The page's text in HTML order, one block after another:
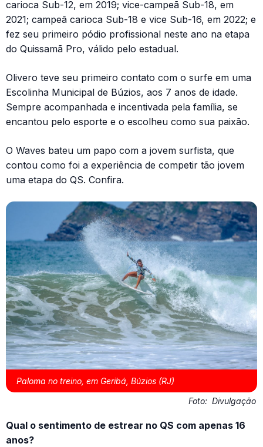
carioca Sub-12, em 2019; vice-campeã Sub-18, em
2021; campeã carioca Sub-18 e vice Sub-16, em 2022; e
fez seu primeiro pódio profissional neste ano na etapa
do Quissamã Pro, válido pelo estadual.
Olivero teve seu primeiro contato com o surfe em uma
Escolinha Municipal de Búzios, aos 7 anos de idade.
Sempre acompanhada e incentivada pela família, se
encantou pelo esporte e o escolheu como sua paixão.
O Waves bateu um papo com a jovem surfista, que
contou como foi a experiência de competir tão jovem
uma etapa do QS. Confira.
Paloma no treino, em Geribá, Búzios (RJ)
Foto: Divulgação
Qual o sentimento de estrear no QS com apenas 16
anos?